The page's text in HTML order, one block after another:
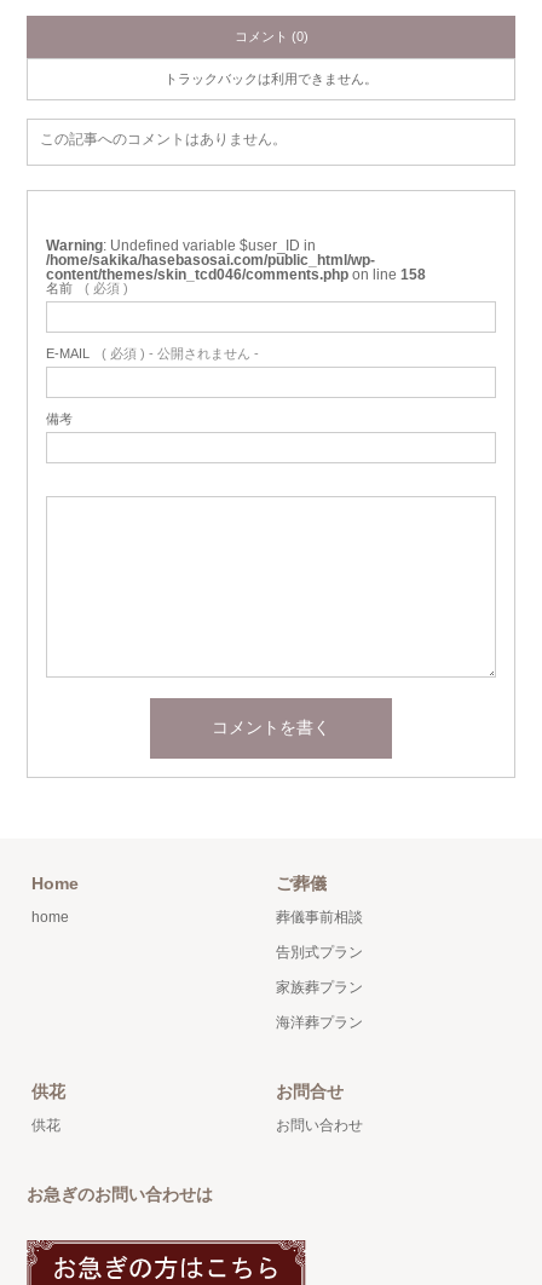
コメント (0)
トラックバックは利用できません。
この記事へのコメントはありません。
Warning : Undefined variable $user_ID in
/home/sakika/hasebasosai.com/public_html/wp-
content/themes/skin_tcd046/comments.php on line 158
名前 ( 必須 )
E-MAIL ( 必須 ) - 公開されません -
備考
Home
home
ご葬儀
葬儀事前相談
告別式プラン
家族葬プラン
海洋葬プラン
供花
供花
お問合せ
お問い合わせ
お急ぎのお問い合わせは